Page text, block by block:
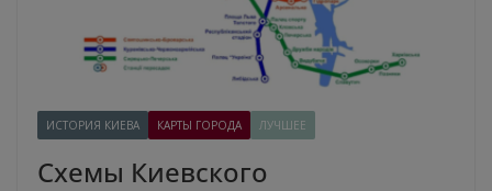
ИСТОРИЯ КИЕВА КАРТЫ ГОРОДА ЛУЧШЕЕ
Схемы Киевского